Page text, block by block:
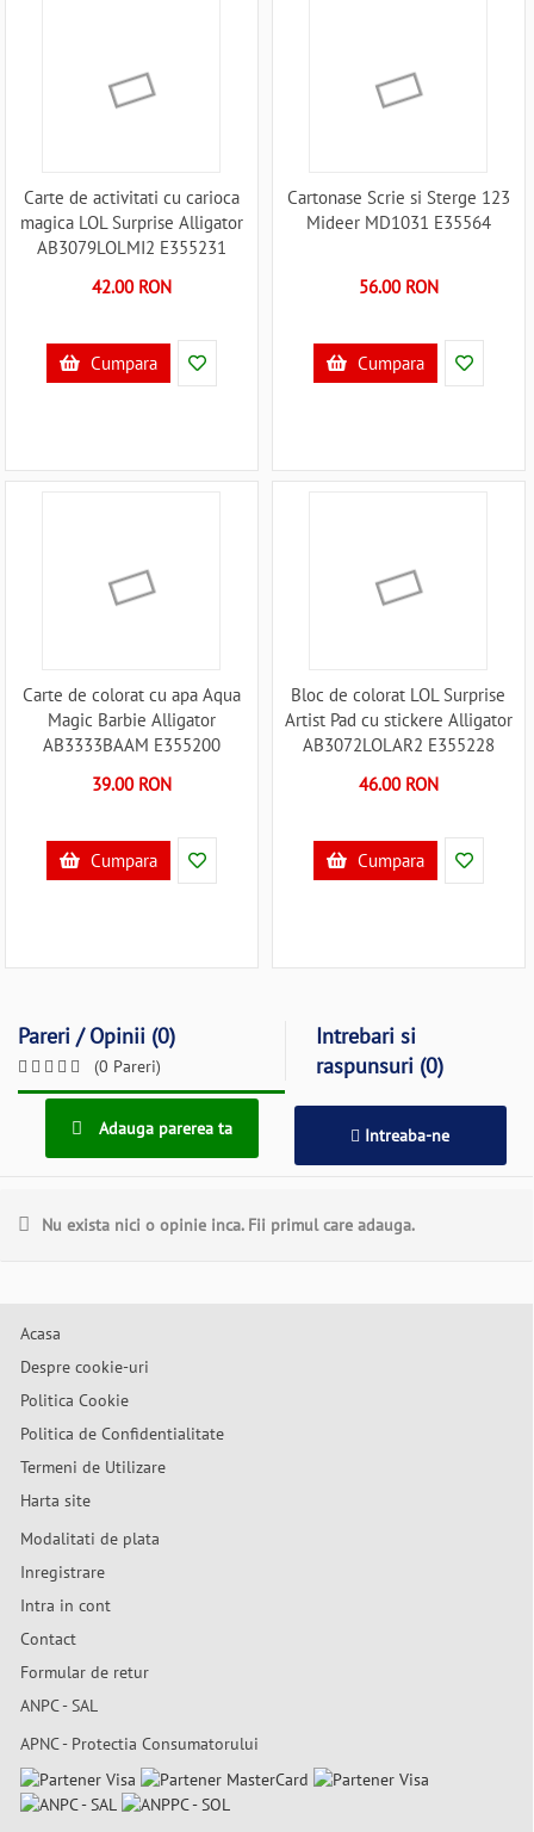
Carte de activitati cu carioca
magica LOL Surprise Alligator
AB3079LOLMI2 E355231
42.00 RON
Cumpara
Cartonase Scrie si Sterge 123
Mideer MD1031 E35564
56.00 RON
Cumpara
Carte de colorat cu apa Aqua
Magic Barbie Alligator
AB3333BAAM E355200
39.00 RON
Cumpara
Bloc de colorat LOL Surprise
Artist Pad cu stickere Alligator
AB3072LOLAR2 E355228
46.00 RON
Cumpara
Pareri / Opinii (0)
(0 Pareri)
Intrebari si
raspunsuri (0)
Adauga parerea ta Intreaba-ne
Nu exista nici o opinie inca. Fii primul care adauga.
Acasa
Despre cookie-uri
Politica Cookie
Politica de Confidentialitate
Termeni de Utilizare
Harta site
Modalitati de plata
Inregistrare
Intra in cont
Contact
Formular de retur
ANPC - SAL
APNC - Protectia Consumatorului